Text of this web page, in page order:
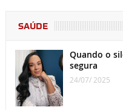
SAÚDE
Quando o
segura
24/07/ 2025